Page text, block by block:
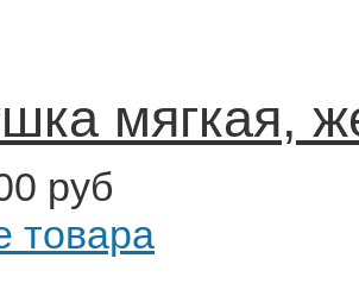
мягкая,
руб
товара